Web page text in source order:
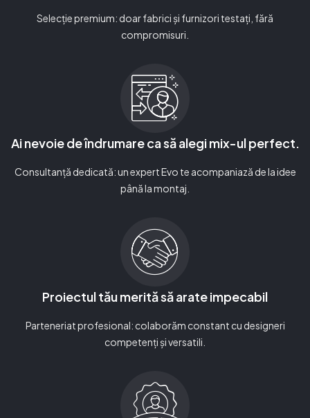
Selecție premium: doar fabrici și furnizori testați, fără
compromisuri.
Ai nevoie de îndrumare ca să alegi mix-ul perfect.
Consultanță dedicată: un expert Evo te acompaniază de la idee
până la montaj.
Proiectul tău merită să arate impecabil
Parteneriat profesional: colaborăm constant cu designeri
competenți și versatili.